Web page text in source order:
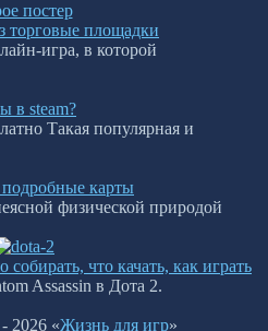
торговые площадки
игра, в которой
в steam?
Такая популярная и
карты
физической природой
собирать, что качать, как играть
Assassin в Дота 2.
2026 «Жизнь для игр»